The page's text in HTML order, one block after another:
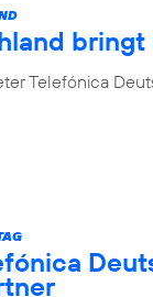
Telefónica